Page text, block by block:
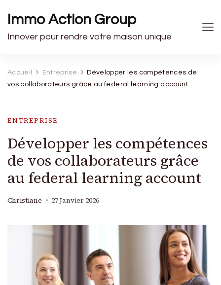
Immo Action Group
Innover pour rendre votre maison unique
Accueil Entreprise
Développer les compétences de
vos collaborateurs grâce au federal learning account
ENTREPRISE
Développer les compétences
de vos collaborateurs grâce
au federal learning account
Christiane 27 Janvier 2026